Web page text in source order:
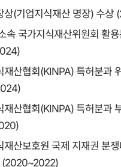
상(기업지식재산 명장) 수상
속 국가지식재산위원회 활
재산협회(KINPA) 특허분과
재산협회(KINPA) 특허분과
재산보호원 국제 지재권 분
(2020~2022)